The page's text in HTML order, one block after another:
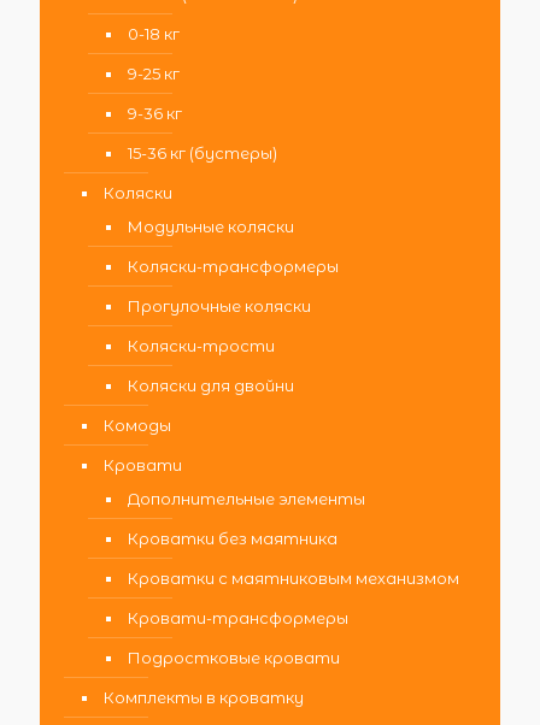
0-18 кг
9-25 кг
9-36 кг
15-36 кг (бустеры)
Коляски
Модульные коляски
Коляски-трансформеры
Прогулочные коляски
Коляски-трости
Коляски для двойни
Комоды
Кровати
Дополнительные элементы
Кроватки без маятника
Кроватки с маятниковым механизмом
Кровати-трансформеры
Подростковые кровати
Комплекты в кроватку